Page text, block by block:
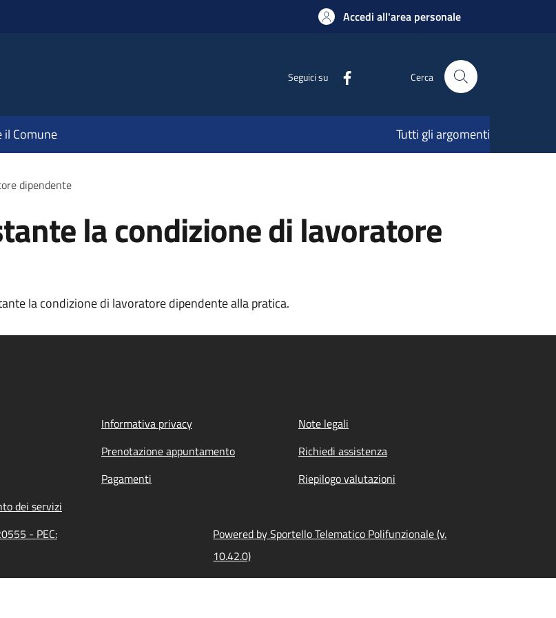
Accedi all'area personale
Seguici su Cerca
il Comune Tutti gli argomenti
dipendente
la condizione di lavoratore
la condizione di lavoratore dipendente alla pratica.
Informativa privacy
Note legali
Prenotazione appuntamento
Richiedi assistenza
Pagamenti
Riepilogo valutazioni
dei servizi
- PEC:
Powered by Sportello Telematico Polifunzionale (v.
10.42.0)